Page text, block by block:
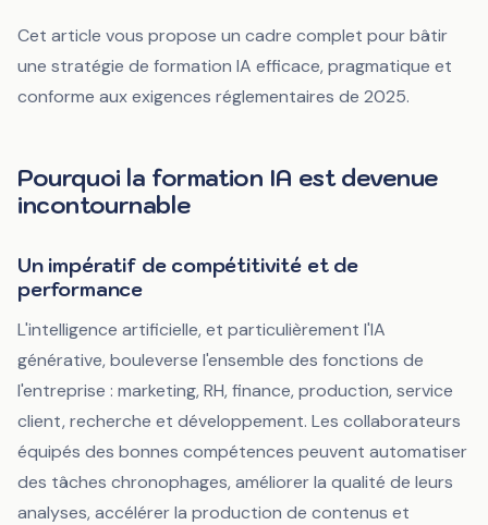
Cet article vous propose un cadre complet pour bâtir
une stratégie de formation IA efficace, pragmatique et
conforme aux exigences réglementaires de 2025.
Pourquoi la formation IA est devenue
incontournable
Un impératif de compétitivité et de
performance
L'intelligence artificielle, et particulièrement l'IA
générative, bouleverse l'ensemble des fonctions de
l'entreprise : marketing, RH, finance, production, service
client, recherche et développement. Les collaborateurs
équipés des bonnes compétences peuvent automatiser
des tâches chronophages, améliorer la qualité de leurs
analyses, accélérer la production de contenus et